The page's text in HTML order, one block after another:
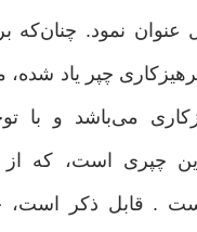
100 سال عنوان نمود.
چپر یاد شده،
می‌باشد و با
چپری است، که از
. قابل ذکر است،